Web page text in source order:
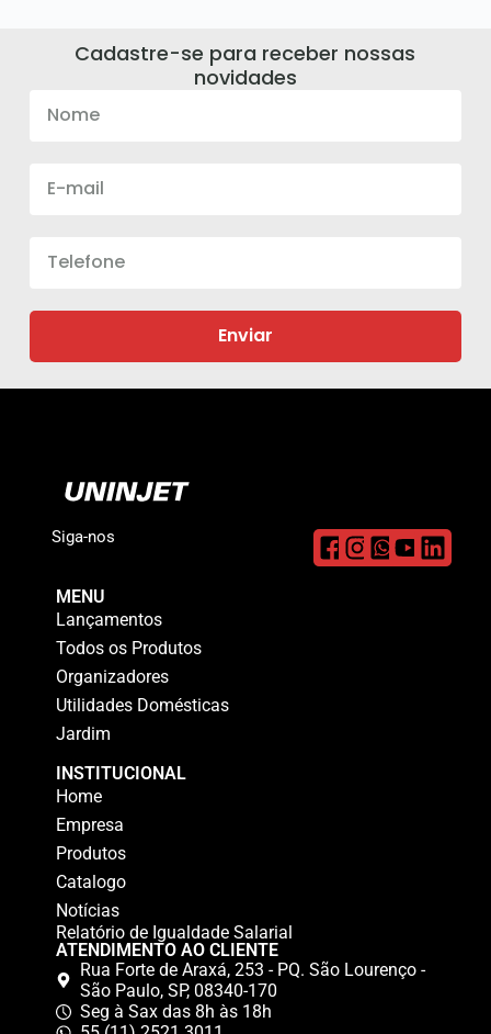
Cadastre-se para receber nossas
novidades
Enviar
Siga-nos
MENU
Lançamentos
Todos os Produtos
Organizadores
Utilidades Domésticas
Jardim
INSTITUCIONAL
Home
Empresa
Produtos
Catalogo
Notícias
Relatório de Igualdade Salarial
ATENDIMENTO AO CLIENTE
Rua Forte de Araxá, 253 - PQ. São Lourenço -
São Paulo, SP, 08340-170
Seg à Sax das 8h às 18h